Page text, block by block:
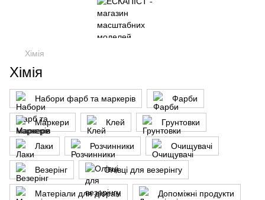
Хімія
Хімія
Набори фарб та маркерів Фарби
Маркери Клей Грунтовки
Лаки Розчинники Очищувачі
Везерінг Олівці для везерінгу
Матеріали для діорам Допоміжні продукти